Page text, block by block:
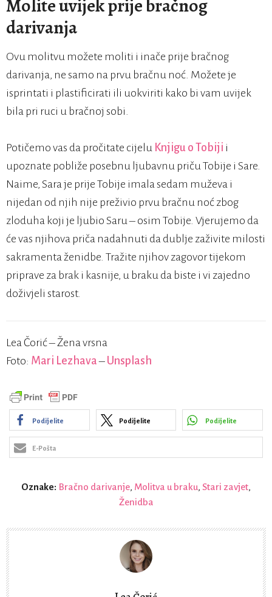
Molite uvijek prije bračnog
darivanja
Ovu molitvu možete moliti i inače prije bračnog
darivanja, ne samo na prvu bračnu noć. Možete je
isprintati i plastificirati ili uokviriti kako bi vam uvijek
bila pri ruci u bračnoj sobi.
Potičemo vas da pročitate cijelu Knjigu o Tobiji i
upoznate pobliže posebnu ljubavnu priču Tobije i Sare.
Naime, Sara je prije Tobije imala sedam muževa i
nijedan od njih nije preživio prvu bračnu noć zbog
zloduha koji je ljubio Saru – osim Tobije. Vjerujemo da
će vas njihova priča nadahnuti da dublje zaživite milosti
sakramenta ženidbe. Tražite njihov zagovor tijekom
priprave za brak i kasnije, u braku da biste i vi zajedno
doživjeli starost.
Lea Čorić – Žena vrsna
Foto: Mari Lezhava– Unsplash
Podijelite Podijelite Podijelite
E-Pošta
Oznake: Bračno darivanje, Molitva u braku, Stari zavjet,
Ženidba